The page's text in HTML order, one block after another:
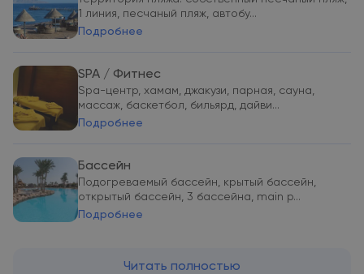
1 линия, песчаный пляж, автобу...
Подробнее
SPA / Фитнес
Spa-центр, хамам, джакузи, парная, сауна,
массаж, баскетбол, бильярд, дайви...
Подробнее
Бассейн
Подогреваемый бассейн, крытый бассейн,
открытый бассейн, 3 бассейна, main p...
Подробнее
Читать полностью